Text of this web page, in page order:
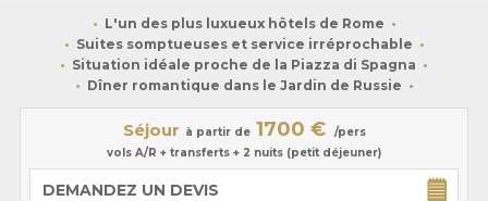
L'un des plus luxueux hôtels de Rome
Suites somptueuses et service irréprochable
Situation idéale proche de la Piazza di Spagna
Dîner romantique dans le Jardin de Russie
Séjour à partir de 1700 €
/pers
vols A/R + transferts + 2 nuits (petit déjeuner)
DEMANDEZ UN DEVIS